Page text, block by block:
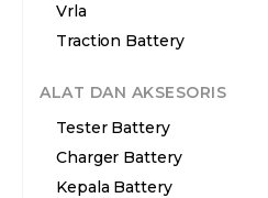
Vrla
Traction Battery
ALAT DAN AKSESORIS
Tester Battery
Charger Battery
Kepala Battery